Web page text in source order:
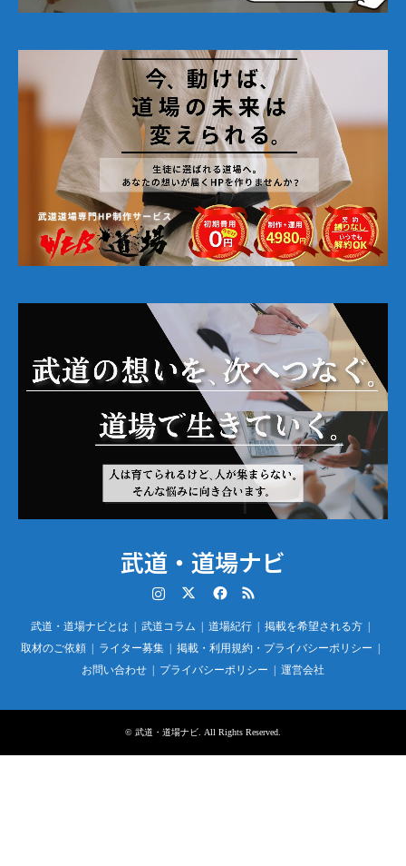
武道・道場ナビ
RSS
武道・道場ナビとは 武道コラム 道場紀行
掲載を希望される方
取材のご依頼
ライター募集
掲載・利用規約・プライバシーポリシー
お問い合わせ
プライバシーポリシー 運営会社
© 武道・道場ナビ . All Rights Reserved.